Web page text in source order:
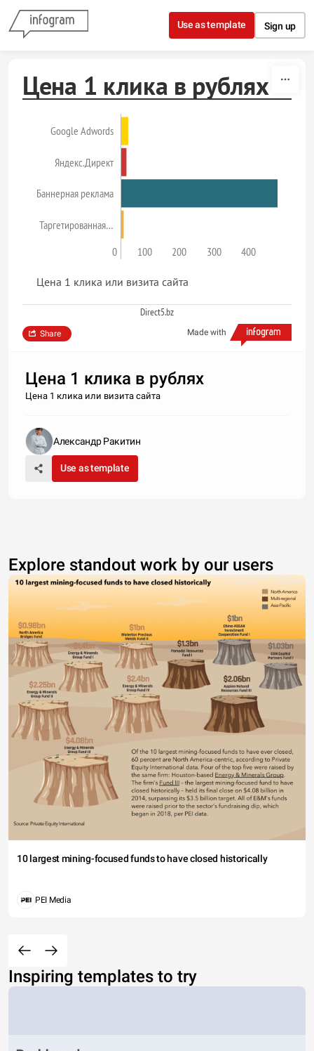
Skip to content
Use as template Sign up
Цена 1 клика в рублях
Google Adwords
Яндекс.Директ
Баннерная реклама
Таргетированная…
0 100 200 300 400
Цена 1 клика или визита сайта
Direct5.bz
Made with
Share
Цена 1 клика в рублях
Цена 1 клика или визита сайта
Александр Ракитин
Use as template
Explore standout work by our users
10 largest mining-focused funds to have closed historically
PEI Media
Inspiring templates to try